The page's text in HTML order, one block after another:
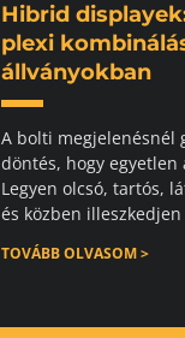
Hibrid
plexi
állványokban
A bolti megjelenésnél
döntés, hogy
Legyen olcsó, tartós,
és közben illeszkedjen
TOVÁBB OLVASOM >